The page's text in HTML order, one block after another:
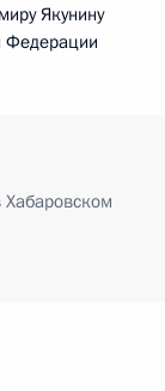
Якунину
Федерации